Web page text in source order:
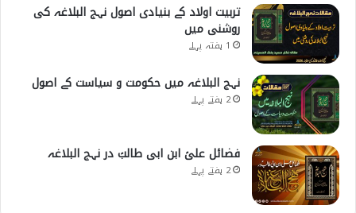
تربیت اولاد کے بنیادی اصول نہج البلاغہ کی
روشنی میں
1 ہفتہ پہلے
نہج البلاغہ میں حکومت و سیاست کے اصول
2 ہفتے پہلے
فضائل علیؑ ابن ابی طالبؑ در نہج البلاغہ
2 ہفتے پہلے